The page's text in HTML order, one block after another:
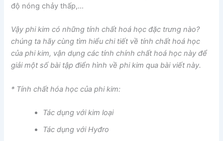
độ nóng chảy thấp,…
Vậy phi kim có những tính chất hoá học đặc trưng nào?
chúng ta hãy cùng tìm hiểu chi tiết về tính chất hoá học
của phi kim, vận dụng các tính chính chất hoá học này để
giải một số bài tập điển hình về phi kim qua bài viết này.
* Tính chất hóa học của phi kim:
Tác dụng với kim loại
Tác dụng với Hyđro